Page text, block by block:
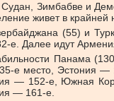
Зимбабве и
живет в крайней
(55) и
Далее идут
Панама
е место, Эстония
— 152-е, Южная
— 161-е.